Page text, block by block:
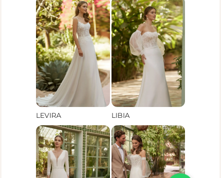
LEVIRA LIBIA